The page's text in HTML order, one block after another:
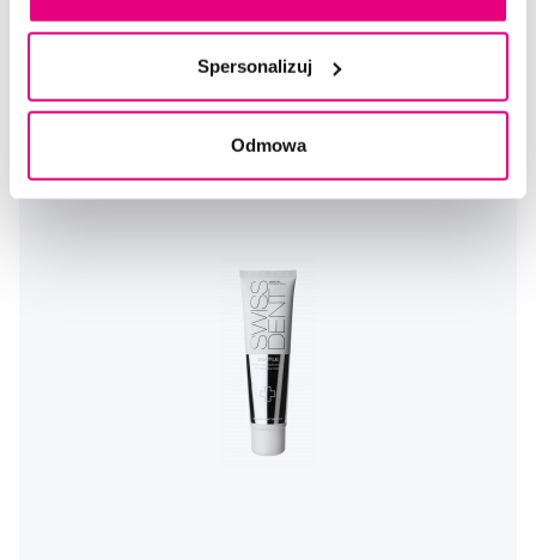
Spersonalizuj
Odmowa
Natychmiast w
1 sklepie